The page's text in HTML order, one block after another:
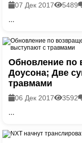
07 Дек 2017 5489
...
Обновление по
Доусона; Две
травмами
06 Дек 2017 3592
...